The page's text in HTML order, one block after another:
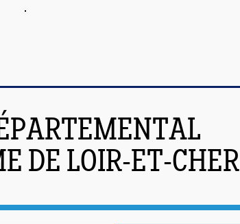
DE LOIR-ET-CHER